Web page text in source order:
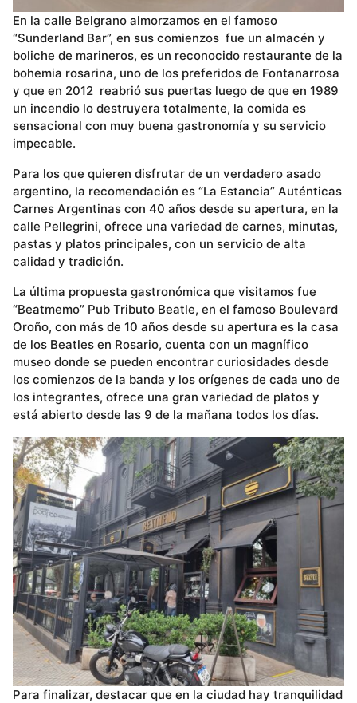
En la calle Belgrano almorzamos en el famoso
“Sunderland Bar”, en sus comienzos fue un almacén y
boliche de marineros, es un reconocido restaurante de la
bohemia rosarina, uno de los preferidos de Fontanarrosa
y que en 2012 reabrió sus puertas luego de que en 1989
un incendio lo destruyera totalmente, la comida es
sensacional con muy buena gastronomía y su servicio
impecable.
Para los que quieren disfrutar de un verdadero asado
argentino, la recomendación es “La Estancia” Auténticas
Carnes Argentinas con 40 años desde su apertura, en la
calle Pellegrini, ofrece una variedad de carnes, minutas,
pastas y platos principales, con un servicio de alta
calidad y tradición.
La última propuesta gastronómica que visitamos fue
“Beatmemo” Pub Tributo Beatle, en el famoso Boulevard
Oroño, con más de 10 años desde su apertura es la casa
de los Beatles en Rosario, cuenta con un magnífico
museo donde se pueden encontrar curiosidades desde
los comienzos de la banda y los orígenes de cada uno de
los integrantes, ofrece una gran variedad de platos y
está abierto desde las 9 de la mañana todos los días.
Para finalizar, destacar que en la ciudad hay tranquilidad